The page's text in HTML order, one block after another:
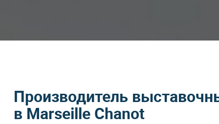
Производитель
в Marseille Chanot